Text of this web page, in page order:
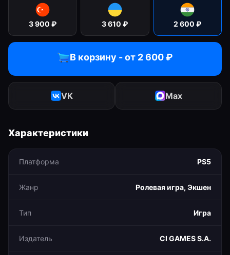
3 900 ₽ 3 610 ₽ 2 600 ₽
В корзину - от 2 600₽
VK Max
Характеристики
Платформа PS5
Жанр Ролевая игра, Экшен
Тип Игра
Издатель CI GAMES S.A.